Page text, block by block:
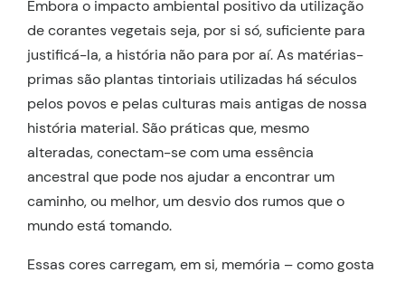
Embora o impacto ambiental positivo da utilização
de corantes vegetais seja, por si só, suficiente para
justificá-la, a história não para por aí. As matérias-
primas são plantas tintoriais utilizadas há séculos
pelos povos e pelas culturas mais antigas de nossa
história material. São práticas que, mesmo
alteradas, conectam-se com uma essência
ancestral que pode nos ajudar a encontrar um
caminho, ou melhor, um desvio dos rumos que o
mundo está tomando.
Essas cores carregam, em si, memória – como gosta